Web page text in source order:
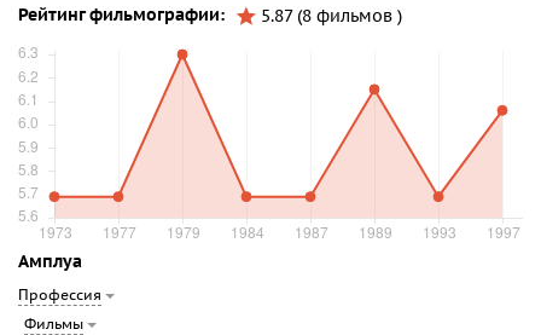
Рейтинг фильмографии: 5.87 (8 фильмов )
Амплуа
Профессия
Фильмы